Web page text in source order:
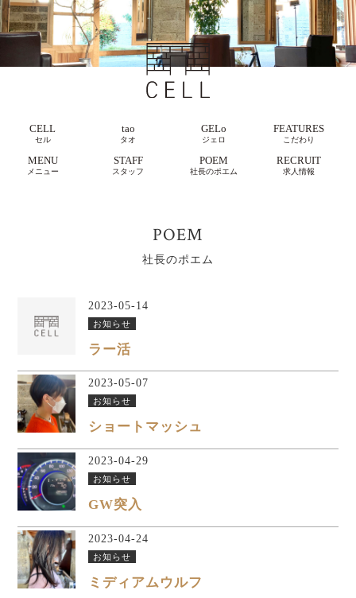
CELL
セル
tao
タオ
GELo
ジェロ
FEATURES
こだわり
MENU
メニュー
STAFF
スタッフ
POEM
社長のポエム
RECRUIT
求人情報
POEM
社長のポエム
2023-05-14
お知らせ
ラー活
2023-05-07
お知らせ
ショートマッシュ
2023-04-29
お知らせ
GW突入
2023-04-24
お知らせ
ミディアムウルフ